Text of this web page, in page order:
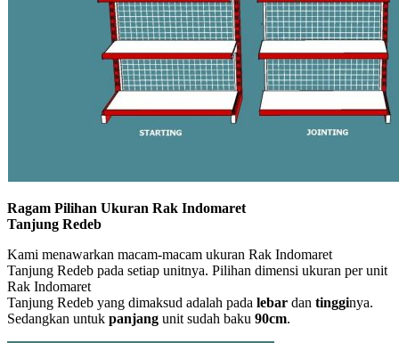
Ragam Pilihan Ukuran Rak Indomaret
Tanjung Redeb
Kami menawarkan macam-macam ukuran Rak Indomaret
Tanjung Redeb pada setiap unitnya. Pilihan dimensi ukuran per unit
Rak Indomaret
Tanjung Redeb yang dimaksud adalah pada lebar dan tingginya.
Sedangkan untuk panjang unit sudah baku 90cm.